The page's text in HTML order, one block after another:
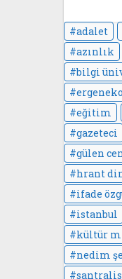
adalet
azınlık
bilgi
eğitim
gazeteci
gülen
hrant
ifade
istanbul
kültür
nedim